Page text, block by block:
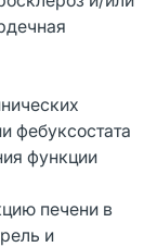
фебуксостата
функции
печени в
и